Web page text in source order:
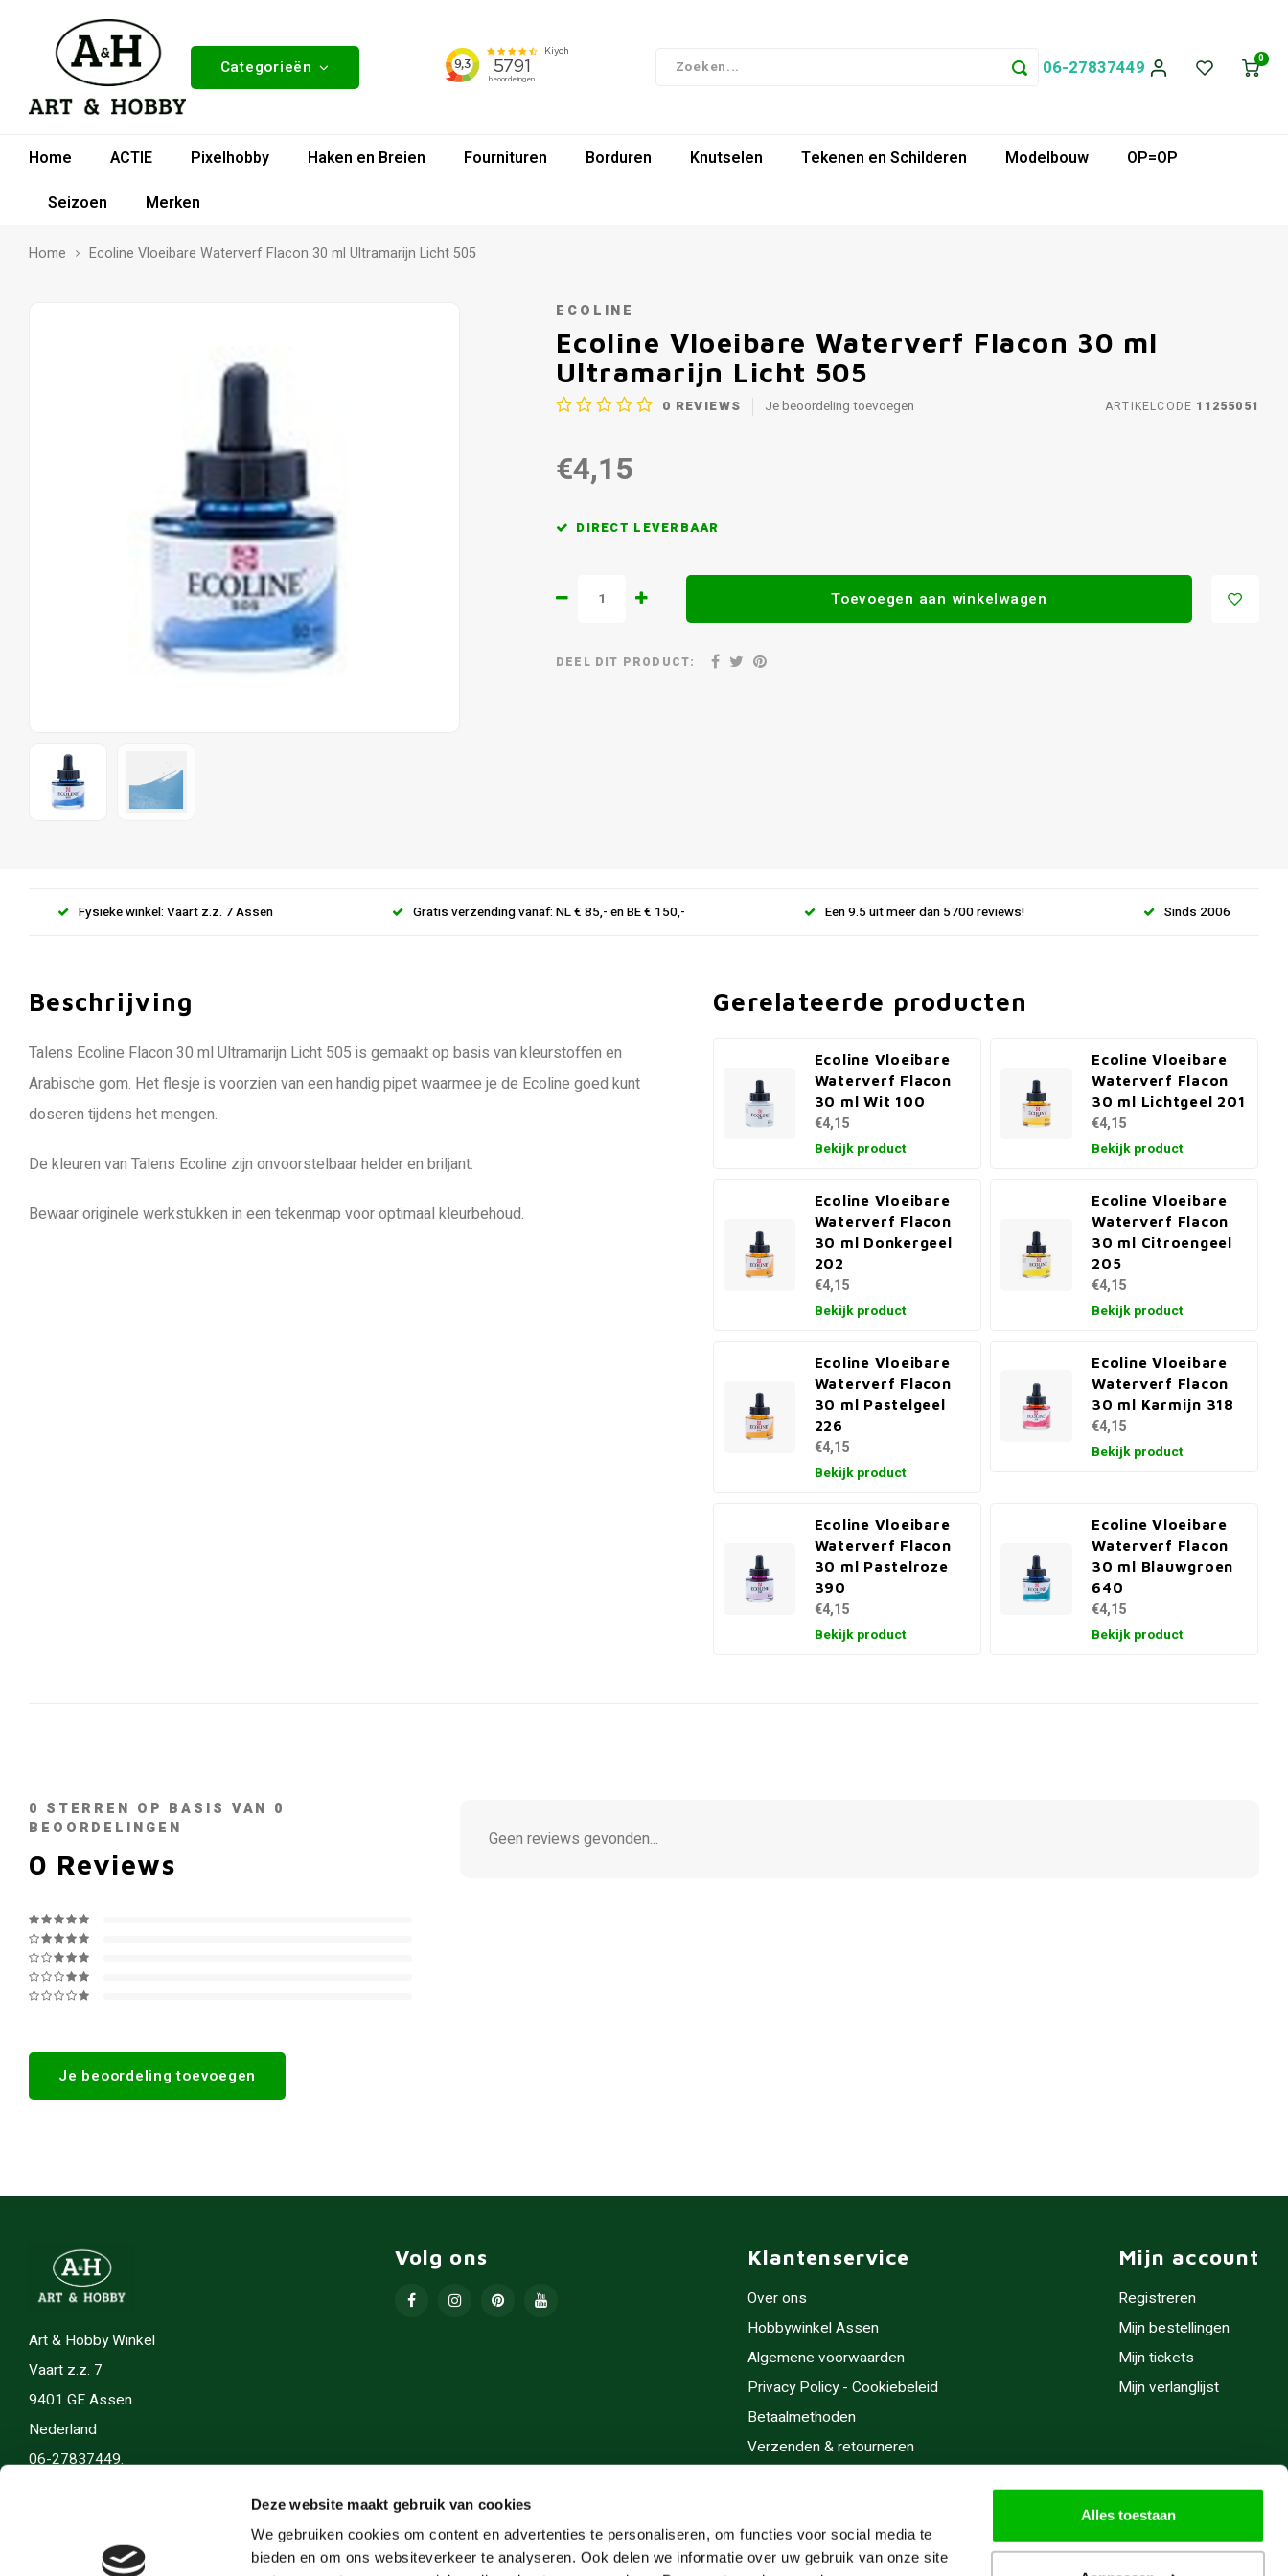
Deze website maakt gebruik van cookies
We gebruiken cookies om content en advertenties te personaliseren, om functies voor social media te
bieden en om ons websiteverkeer te analyseren. Ook delen we informatie over uw gebruik van onze site
Alles toestaan
Categorieën 06-27837449 0
Home ACTIE Pixelhobby Haken en Breien Fournituren Borduren Knutselen Tekenen en Schilderen Modelbouw
OP=OP
Seizoen
Merken
Home Ecoline Vloeibare Waterverf Flacon 30 ml Ultramarijn Licht 505
ECOLINE
Ecoline Vloeibare Waterverf Flacon 30 ml
Ultramarijn Licht 505
0 REVIEWS Je beoordeling toevoegen ARTIKELCODE 11255051
€4,15
DIRECT LEVERBAAR
Toevoegen aan winkelwagen
DEEL DIT PRODUCT:
Fysieke winkel: Vaart z.z. 7 Assen Gratis verzending vanaf: NL € 85,- en BE € 150,- Een 9.5 uit meer dan 5700 reviews! Sinds 2006
Beschrijving
Talens Ecoline Flacon 30 ml Ultramarijn Licht 505 is gemaakt op basis van kleurstoffen en
Arabische gom. Het flesje is voorzien van een handig pipet waarmee je de Ecoline goed kunt
doseren tijdens het mengen.
De kleuren van Talens Ecoline zijn onvoorstelbaar helder en briljant.
Bewaar originele werkstukken in een tekenmap voor optimaal kleurbehoud.
Gerelateerde producten
Ecoline Vloeibare
Waterverf Flacon
30 ml Wit 100
€4,15
Bekijk product
Ecoline Vloeibare
Waterverf Flacon
30 ml Lichtgeel 201
€4,15
Bekijk product
Ecoline Vloeibare
Waterverf Flacon
30 ml Donkergeel
202
€4,15
Bekijk product
Ecoline Vloeibare
Waterverf Flacon
30 ml Citroengeel
205
€4,15
Bekijk product
Ecoline Vloeibare
Waterverf Flacon
30 ml Pastelgeel
226
€4,15
Bekijk product
Ecoline Vloeibare
Waterverf Flacon
30 ml Karmijn 318
€4,15
Bekijk product
Ecoline Vloeibare
Waterverf Flacon
30 ml Pastelroze
390
€4,15
Bekijk product
Ecoline Vloeibare
Waterverf Flacon
30 ml Blauwgroen
640
€4,15
Bekijk product
0 STERREN OP BASIS VAN 0
BEOORDELINGEN
0 Reviews
Je beoordeling toevoegen
Geen reviews gevonden...
Art & Hobby Winkel
Vaart z.z. 7
9401 GE Assen
Nederland
06-27837449.
Volg ons Klantenservice
Over ons
Hobbywinkel Assen
Algemene voorwaarden
Privacy Policy - Cookiebeleid
Betaalmethoden
Verzenden & retourneren
Cadeaubonnen
Inlijsten
Mijn account
Registreren
Mijn bestellingen
Mijn tickets
Mijn verlanglijst